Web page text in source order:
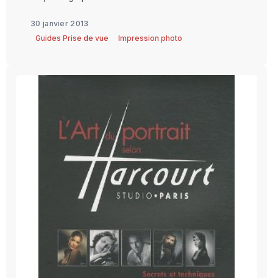
30 janvier 2013
Guides Prise de vue
Impression photo